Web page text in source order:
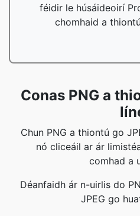
féidir le húsáideoirí
chomhaid a
Conas PNG a
Chun PNG a thiontú go
nó cliceáil ar ár
comhad a
Déanfaidh ár n-uirlis do
JPEG go